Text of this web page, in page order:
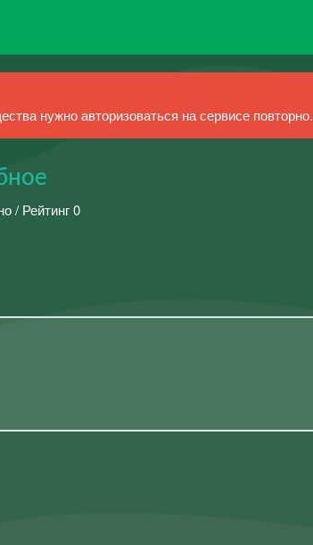
нужно авторизоваться на сервисе повторно.
/ Рейтинг 0